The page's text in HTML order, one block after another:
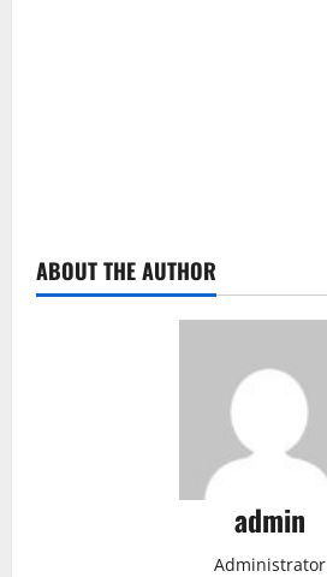
ABOUT THE AUTHOR
admin
Administrator